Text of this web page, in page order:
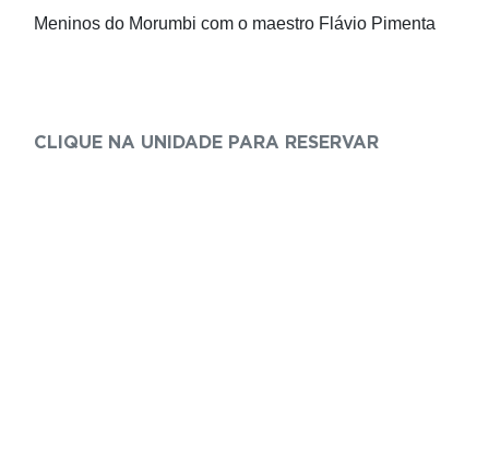
Meninos do Morumbi com o maestro Flávio Pimenta
CLIQUE NA UNIDADE PARA RESERVAR